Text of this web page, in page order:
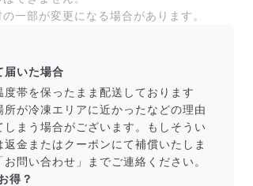
けます。
ありますか？
すか？
帯は、発送後にクロネコヤマトのアプリ
きますか？
ばキャンセル可能です。
一部が変更になる場合があります。
届いた場合
帯を保ったまま配送しております
が冷凍エリアに近かったなどの理由
まう場合がございます。もしそうい
金またはクーポンにて補償いたしま
問い合わせ」までご連絡ください。
得？